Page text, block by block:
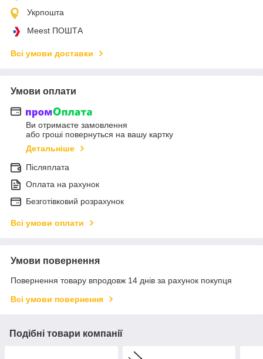
Укрпошта
Meest ПОШТА
Всі умови доставки
Умови оплати
Ви отримаєте замовлення
або гроші повернуться на вашу картку
Детальніше
Післяплата
Оплата на рахунок
Безготівковий розрахунок
Всі умови оплати
Умови повернення
Повернення товару впродовж 14 днів за рахунок покупця
Всі умови повернення
Подібні товари компанії